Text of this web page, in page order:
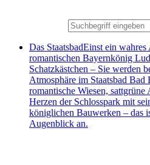
Das StaatsbadEinst ein wahres
romantischen Bayernkönig
Schatzkästchen – Sie werden
Atmosphäre im Staatsbad
romantische Wiesen,
Herzen der Schlosspark mit
königlichen Bauwerken – das
Augenblick an.